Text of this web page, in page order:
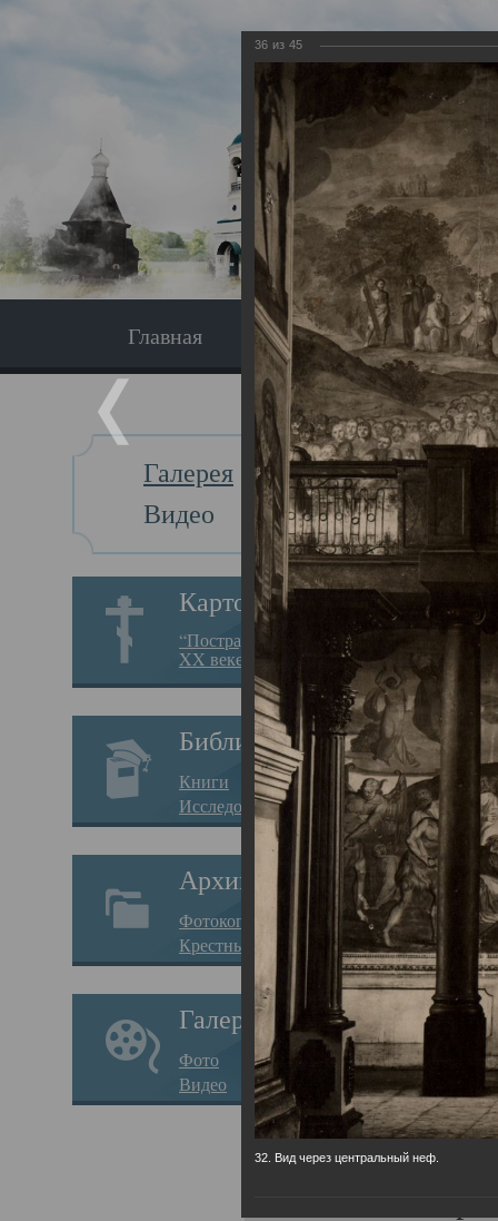
Главная Экскурсия
Галерея
Видео
Картотека
“Пострадавшие за веру в
XX веке на Севере”
Библиотека
Книги
Исследования
Архив
Фотокопии дел
Крестные ходы
Галерея
Фото
Видео
Главная
36 из 45
32. Вид через центральный неф.